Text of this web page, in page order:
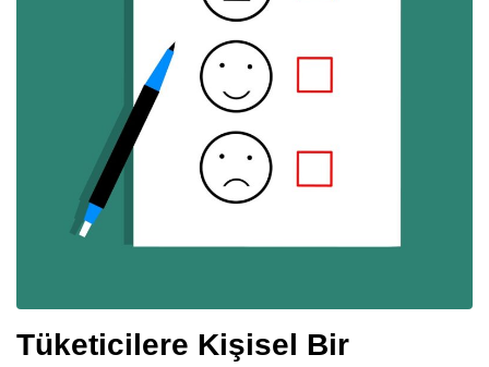
Tüketicilere Kişisel Bir